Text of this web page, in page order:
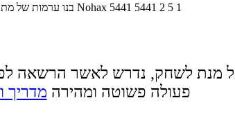
בנו ערמות של Nohax 5441 5441 2 5 1
מנת לשחק, נדרש לאשר הרשאה
פעולה פשוטה ומהירה מדריך